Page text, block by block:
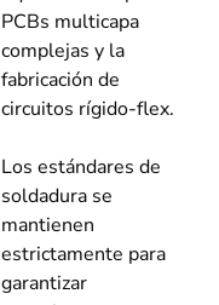
PCBs multicapa
complejas y la
fabricación de
circuitos rígido-flex.
Los estándares de
soldadura se
mantienen
estrictamente para
garantizar